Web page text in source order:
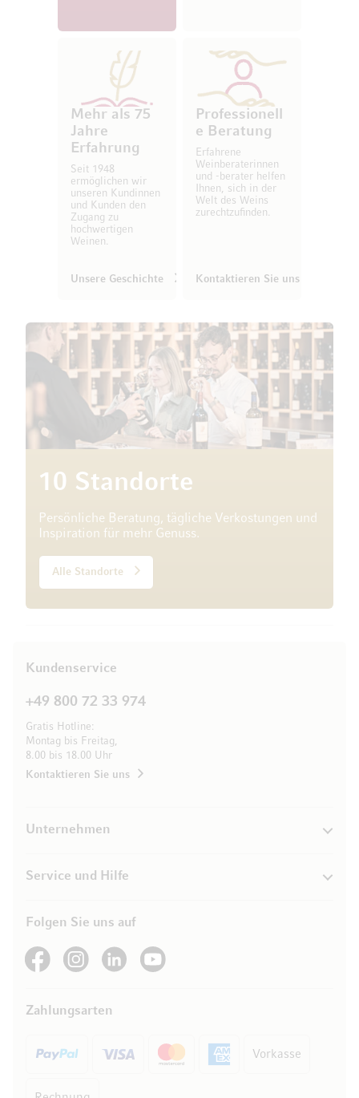
Mehr als 75
Jahre
Erfahrung
Seit 1948
ermöglichen wir
unseren Kundinnen
und Kunden den
Zugang zu
hochwertigen
Weinen.
Unsere Geschichte
Professionell
e Beratung
Erfahrene
Weinberaterinnen
und -berater helfen
Ihnen, sich in der
Welt des Weins
zurechtzufinden.
Kontaktieren Sie uns
10 Standorte
Persönliche Beratung, tägliche Verkostungen und
Inspiration für mehr Genuss.
Alle Standorte
Kundenservice
+49 800 72 33 974
Gratis Hotline:
Montag bis Freitag,
8.00 bis 18.00 Uhr
Kontaktieren Sie uns
Unternehmen
Service und Hilfe
Folgen Sie uns auf
See our FacebookSee our Instagram account
See our LinkedInSee our YouTube channel
Zahlungsarten
Vorkasse